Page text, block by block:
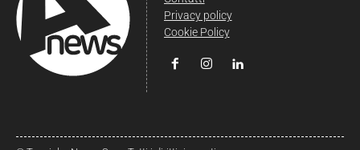
Privacy policy
Cookie Policy